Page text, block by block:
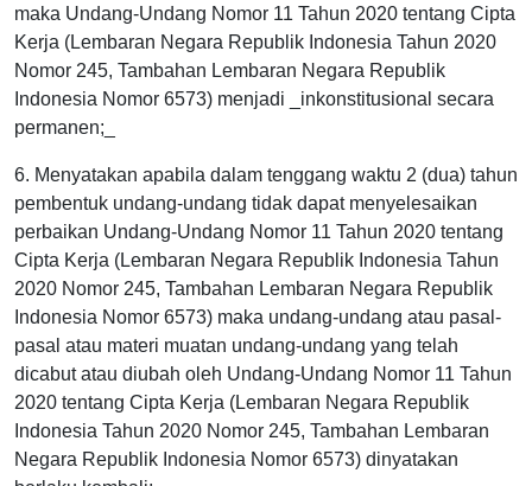
maka Undang-Undang Nomor 11 Tahun 2020 tentang Cipta
Kerja (Lembaran Negara Republik Indonesia Tahun 2020
Nomor 245, Tambahan Lembaran Negara Republik
Indonesia Nomor 6573) menjadi _inkonstitusional secara
permanen;_
6. Menyatakan apabila dalam tenggang waktu 2 (dua) tahun
pembentuk undang-undang tidak dapat menyelesaikan
perbaikan Undang-Undang Nomor 11 Tahun 2020 tentang
Cipta Kerja (Lembaran Negara Republik Indonesia Tahun
2020 Nomor 245, Tambahan Lembaran Negara Republik
Indonesia Nomor 6573) maka undang-undang atau pasal-
pasal atau materi muatan undang-undang yang telah
dicabut atau diubah oleh Undang-Undang Nomor 11 Tahun
2020 tentang Cipta Kerja (Lembaran Negara Republik
Indonesia Tahun 2020 Nomor 245, Tambahan Lembaran
Negara Republik Indonesia Nomor 6573) dinyatakan